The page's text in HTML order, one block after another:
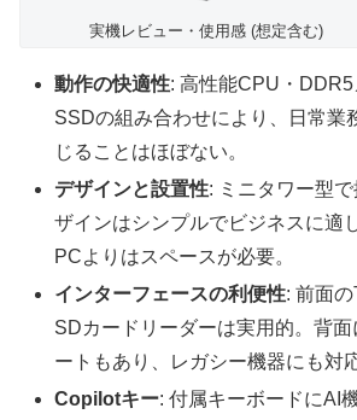
実機レビュー・使用感 (想定含む)
動作の快適性: 高性能CPU・
SSDの組み合わせにより、日常業
じることはほぼない。
デザインと設置性: ミニタワー型
ザインはシンプルでビジネスに適
PCよりはスペースが必要。
インターフェースの利便性: 前面
SDカードリーダーは実用的。背
ートもあり、レガシー機器にも対
Copilotキー: 付属キーボードにAI